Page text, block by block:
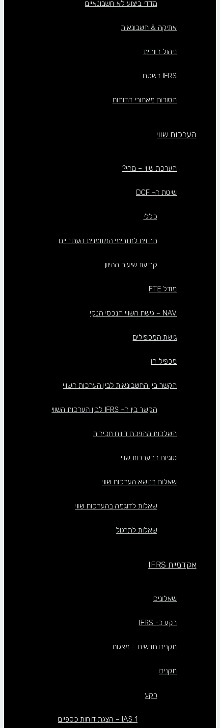
מדדי ביצוע לא חשבונאיים
אתיקה & חשבונאות
ניהול רווחים
IFRS בשטח
הסודות מאחורי הדוחות
הערכות שווי
הערכת שווי – מהי?
שיטת ה- DCF
כללי
תחזית לתזרימי המזומנים העתידיים
קביעת שיעור ההיוון
מודל FTE
NAV – גישת השווי הנכסי הנקי
גישת המכפילים
מכפיל הון
הקשר בין החשבונאות לבין הערכות השווי
הקשר בין ה- IFRS לבין הערכות השווי
השלכות מהפכת דיווח חכירות
סוגיות בהערכות שווי
שאלות בנושא הערכות שווי
שאלות לדוגמה בהערכות שווי
שאלות לתרגול
אקדמיית IFRS
שאלונים
רקע ב- IFRS
תקנים חדשים – מצגות
תקנים
רקע
IAS 1 – הצגת דוחות כספיים